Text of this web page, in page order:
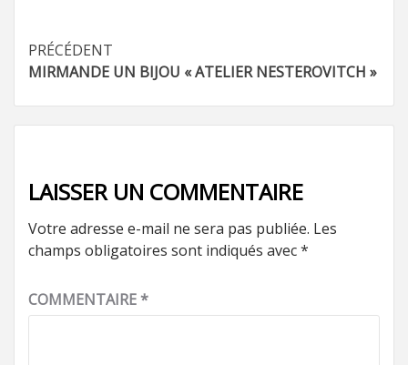
Navigation
d’article
PRÉCÉDENT
MIRMANDE UN BIJOU « ATELIER NESTEROVITCH »
LAISSER UN COMMENTAIRE
Votre adresse e-mail ne sera pas publiée. Les
champs obligatoires sont indiqués avec*
COMMENTAIRE*